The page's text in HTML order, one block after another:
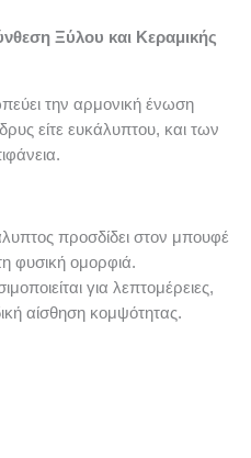
Ξύλου και Κεραμικής
την αρμονική ένωση
είτε ευκάλυπτου, και των
προσδίδει στον μπουφέ
φυσική ομορφιά.
για λεπτομέρειες,
αίσθηση κομψότητας.